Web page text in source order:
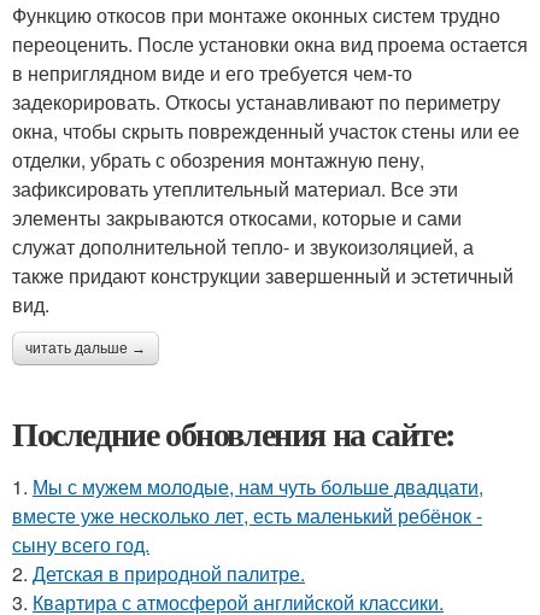
Функцию откосов при монтаже оконных систем трудно
переоценить. После установки окна вид проема остается
в неприглядном виде и его требуется чем-то
задекорировать. Откосы устанавливают по периметру
окна, чтобы скрыть поврежденный участок стены или ее
отделки, убрать с обозрения монтажную пену,
зафиксировать утеплительный материал. Все эти
элементы закрываются откосами, которые и сами
служат дополнительной тепло- и звукоизоляцией, а
также придают конструкции завершенный и эстетичный
вид.
читать дальше →
Последние обновления на сайте:
1. Мы с мужем молодые, нам чуть больше двадцати,
вместе уже несколько лет, есть маленький ребёнок -
сыну всего год.
2. Детская в природной палитре.
3. Квартира с атмосферой английской классики.